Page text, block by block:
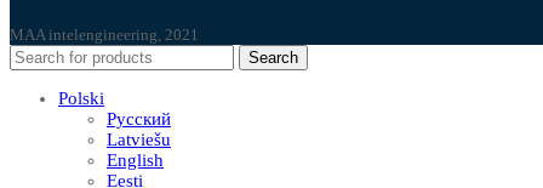
MAA intelengineering, 2021
Search
Polski
Русский
Latviešu
English
Eesti